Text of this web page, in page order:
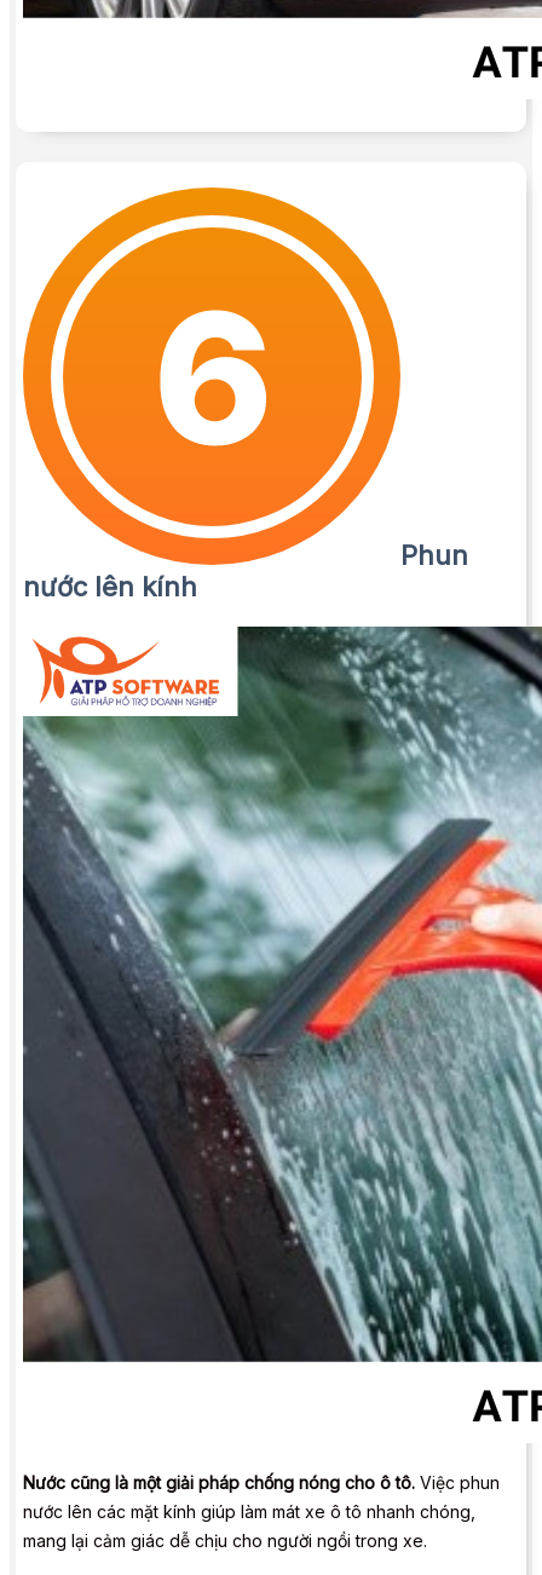
Phun
nước lên kính
Nước cũng là một giải pháp chống nóng cho ô tô. Việc phun
nước lên các mặt kính giúp làm mát xe ô tô nhanh chóng,
mang lại cảm giác dễ chịu cho người ngồi trong xe.